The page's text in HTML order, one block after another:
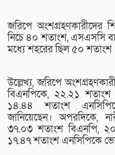
জরিপে অংশগ্রহণকারীদের
নিচে ৪০ শতাংশ, এসএসসি
মধ্যে শহরের ছিল ৫০ শতাংশ
উল্লেখ্য, জরিপে
বিএনপিকে, ২২.২১ শতাংশ
১৪.৪৪ শতাংশ
জানিয়েছেন। অপরদিকে,
৩৭.০৩ শতাংশ বিএনপি,
১৭.৪৭ শতাংশ এনসিপিকে